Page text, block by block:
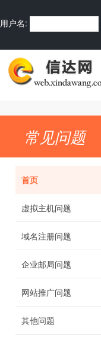
用户名:
常见问题
首页
虚拟主机问题
域名注册问题
企业邮局问题
网站推广问题
其他问题